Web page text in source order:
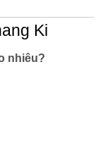
Ki
nhiêu?